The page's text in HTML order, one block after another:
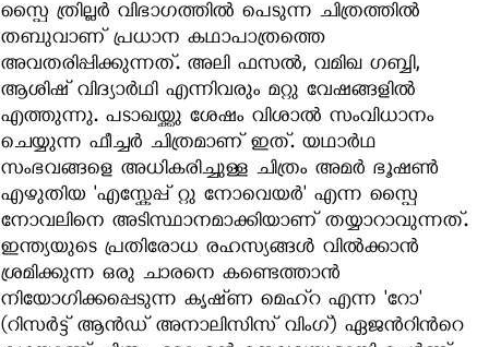
സ്പൈ ത്രില്ലര്‍ വിഭാഗത്തില്‍ പെടുന്ന ചിത്രത്തില്‍
തബുവാണ് പ്രധാന കഥാപാത്രത്തെ
അവതരിപ്പിക്കുന്നത്. അലി ഫസല്‍, വമിഖ ഗബ്ബി,
ആശിഷ് വിദ്യാര്‍ഥി എന്നിവരും മറ്റു വേഷങ്ങളില്‍
എത്തുന്നു. പടാഖയ്ക്കു ശേഷം വിശാല്‍ സംവിധാനം
ചെയ്യുന്ന ഫീച്ചര്‍ ചിത്രമാണ് ഇത്. യഥാര്‍ഥ
സംഭവങ്ങളെ അധികരിച്ചുള്ള ചിത്രം അമര്‍ ഭൂഷണ്‍
എഴുതിയ 'എസ്കേപ്പ് റ്റു നോവെയര്‍' എന്ന സ്പൈ
നോവലിനെ അടിസ്ഥാനമാക്കിയാണ് തയ്യാറാവുന്നത്.
ഇന്ത്യയുടെ പ്രതിരോധ രഹസ്യങ്ങള്‍ വില്‍ക്കാന്‍
ശ്രമിക്കുന്ന ഒരു ചാരനെ കണ്ടെത്താന്‍
നിയോഗിക്കപ്പെടുന്ന കൃഷ്‍ണ മെഹ്‍റ എന്ന 'റോ'
(റിസര്‍ട്ട് ആന്‍ഡ് അനാലിസിസ് വിംഗ്) ഏജന്‍റിന്‍റെ